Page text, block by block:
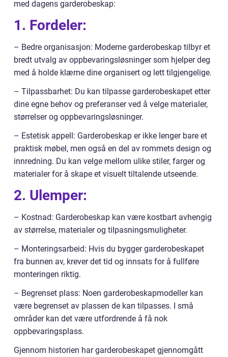
med dagens garderobeskap:
1. Fordeler:
– Bedre organisasjon: Moderne garderobeskap tilbyr et
bredt utvalg av oppbevaringsløsninger som hjelper deg
med å holde klærne dine organisert og lett tilgjengelige.
– Tilpassbarhet: Du kan tilpasse garderobeskapet etter
dine egne behov og preferanser ved å velge materialer,
størrelser og oppbevaringsløsninger.
– Estetisk appell: Garderobeskap er ikke lenger bare et
praktisk møbel, men også en del av rommets design og
innredning. Du kan velge mellom ulike stiler, farger og
materialer for å skape et visuelt tiltalende utseende.
2. Ulemper:
– Kostnad: Garderobeskap kan være kostbart avhengig
av størrelse, materialer og tilpasningsmuligheter.
– Monteringsarbeid: Hvis du bygger garderobeskapet
fra bunnen av, krever det tid og innsats for å fullføre
monteringen riktig.
– Begrenset plass: Noen garderobeskapmodeller kan
være begrenset av plassen de kan tilpasses. I små
områder kan det være utfordrende å få nok
oppbevaringsplass.
Gjennom historien har garderobeskapet gjennomgått